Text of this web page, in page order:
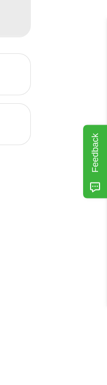
Feedback